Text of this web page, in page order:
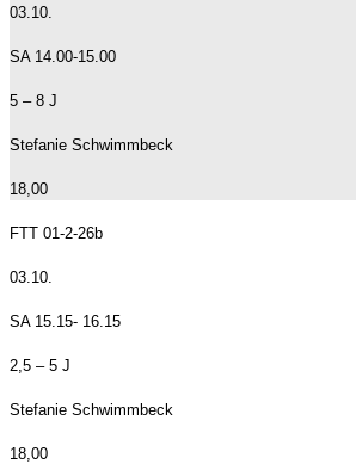
03.10.
SA 14.00-15.00
5 – 8 J
Stefanie Schwimmbeck
18,00
FTT 01-2-26b
03.10.
SA 15.15- 16.15
2,5 – 5 J
Stefanie Schwimmbeck
18,00